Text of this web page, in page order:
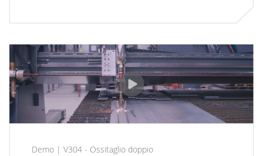
Demo | V304 - Ossitaglio doppio